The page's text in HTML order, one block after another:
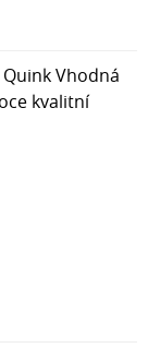
Quink Vhodná
kvalitní